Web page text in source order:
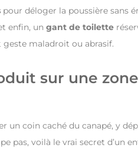
pour déloger la poussière sans
enfin, un gant de toilette
maladroit ou abrasif.
sur une
un coin caché du canapé, y
pas, voilà le vrai secret d’un